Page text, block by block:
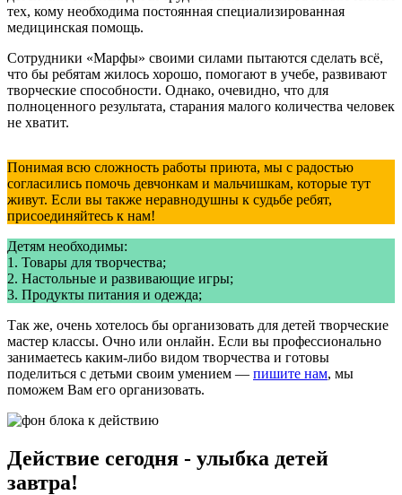
тех, кому необходима постоянная специализированная
медицинская помощь.
Сотрудники «Марфы» своими силами пытаются сделать всё,
что бы ребятам жилось хорошо, помогают в учебе, развивают
творческие способности. Однако, очевидно, что для
полноценного результата, старания малого количества человек
не хватит.
Понимая всю сложность работы приюта, мы с радостью
согласились помочь девчонкам и мальчишкам, которые тут
живут. Если вы также неравнодушны к судьбе ребят,
присоединяйтесь к нам!
Детям необходимы:
1. Товары для творчества;
2. Настольные и развивающие игры;
3. Продукты питания и одежда;
Так же, очень хотелось бы организовать для детей творческие
мастер классы. Очно или онлайн. Если вы профессионально
занимаетесь каким-либо видом творчества и готовы
поделиться с детьми своим умением — пишите нам, мы
поможем Вам его организовать.
Действие сегодня - улыбка детей
завтра!